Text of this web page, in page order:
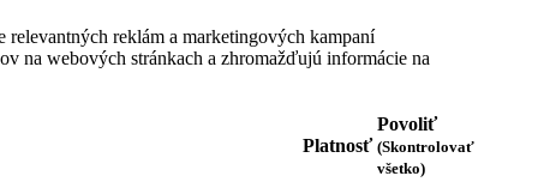
reklám a marketingových kampaní
na webových stránkach a zhromažďujú informácie na
Platnosť
Povoliť
(Skontrolovať
všetko)